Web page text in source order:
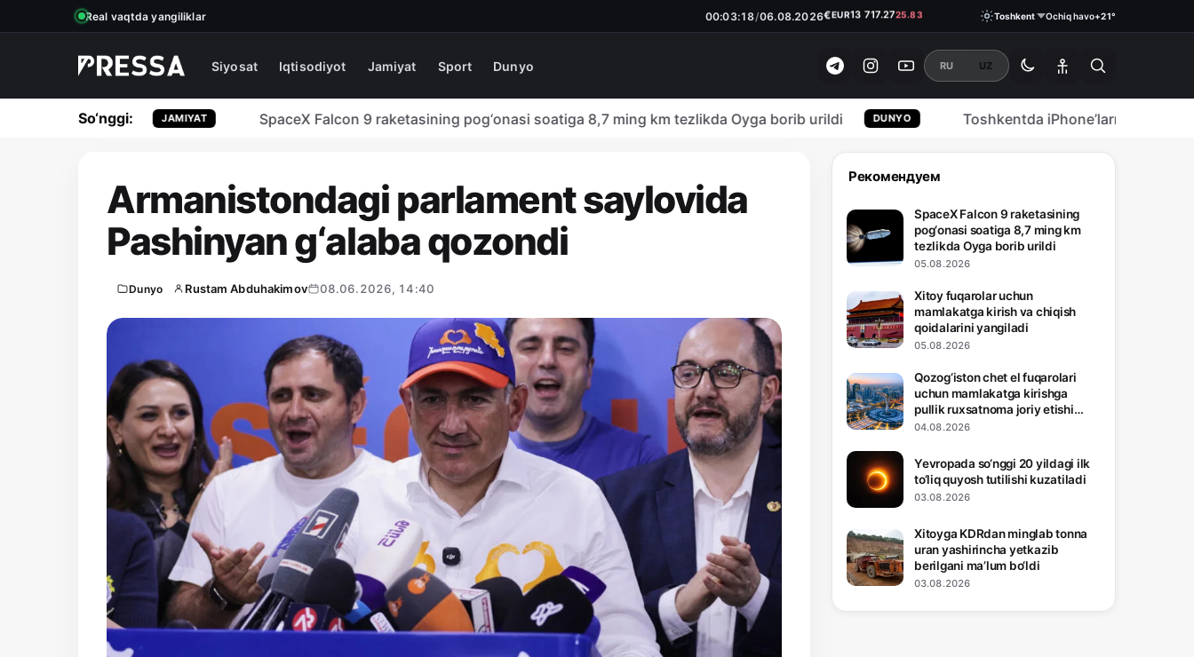
Real vaqtda yangiliklar 00:03:19/06.08.2026₽RUB146.37001.05 Toshkent Ochiq havo+21°
Siyosat Iqtisodiyot Jamiyat Sport Dunyo RU UZ
So‘nggi:
vafot etdi JAMIYAT SpaceX Falcon 9 raketasining pog‘onasi soatiga 8,7 ming km tezlikda Oyga borib urildi DUNYO Toshkentda iPhone’larni
Armanistondagi parlament saylovida
Pashinyan g‘alaba qozondi
Dunyo Rustam Abduhakimov 08.06.2026, 14:40
Рекомендуем
SpaceX Falcon 9 raketasining
pog‘onasi soatiga 8,7 ming km
tezlikda Oyga borib urildi
05.08.2026
Xitoy fuqarolar uchun
mamlakatga kirish va chiqish
qoidalarini yangiladi
05.08.2026
Qozog‘iston chet el fuqarolari
uchun mamlakatga kirishga
pullik ruxsatnoma joriy etishi
mumkin
04.08.2026
Yevropada so‘nggi 20 yildagi ilk
to‘liq quyosh tutilishi kuzatiladi
03.08.2026
Xitoyga KDRdan minglab tonna
uran yashirincha yetkazib
berilgani ma’lum bo‘ldi
03.08.2026